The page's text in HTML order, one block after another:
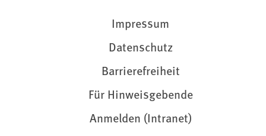
Impressum
Datenschutz
Barrierefreiheit
Für Hinweisgebende
Anmelden (Intranet)